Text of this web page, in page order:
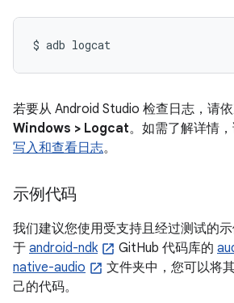
若要从 Android Studio 检查日志，请
Windows > Logcat。如需了解详情
写入和查看日志。
示例代码
我们建议您使用受支持且经过测试的
于 android-ndk GitHub 代码库的
native-audio
文件夹中，您可以将
己的代码。